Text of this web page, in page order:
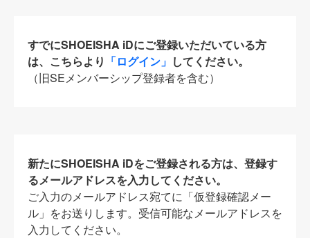
すでにSHOEISHA iDにご登録いただいている方
は、こちらより 「ログイン」 してください。
（旧SEメンバーシップ登録者を含む）
新たにSHOEISHA iDをご登録される方は、登録す
るメールアドレスを入力してください。
ご入力のメールアドレス宛てに「仮登録確認メー
ル」をお送りします。受信可能なメールアドレスを
入力してください。